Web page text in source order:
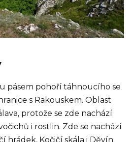
pásem pohoří táhnoucího se
s Rakouskem. Oblast
protože se zde nachází
i rostlin. Zde se nachází
hrádek, Kočičí skála i Děvín.